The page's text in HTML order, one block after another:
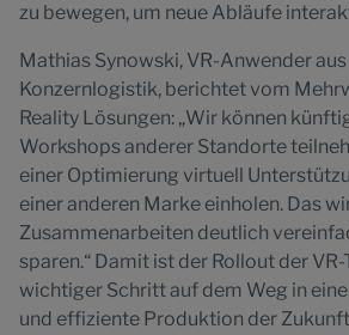
zu bewegen, um neue Abläufe
Mathias Synowski, VR-Anwender
Konzernlogistik, berichtet vom
Reality Lösungen: „Wir können
Workshops anderer Standorte
einer Optimierung virtuell
einer anderen Marke einholen. Das
Zusammenarbeiten deutlich
sparen.“ Damit ist der Rollout der
wichtiger Schritt auf dem Weg in
und effiziente Produktion der